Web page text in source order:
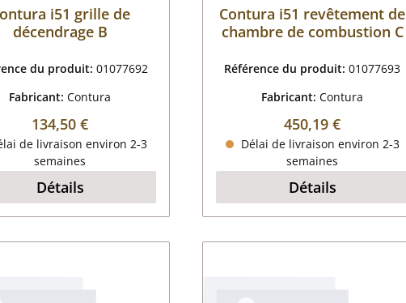
i51 grille de
décendrage B
du produit:01077692
Fabricant:Contura
Prix régulier :
134,50 €
de livraison environ 2-3
semaines
Détails
Contura i51 revêtement de
chambre de combustion C
Référence du produit:01077693
Fabricant:Contura
Prix régulier :
450,19 €
Délai de livraison environ 2-3
semaines
Détails